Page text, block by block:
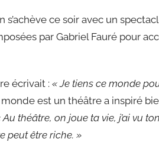
s’achève ce soir avec un
par Gabriel Fauré pour
écrivait : « Je tiens ce monde
monde est un théâtre a inspiré
Au théâtre, on joue ta vie, j’ai vu
peut être riche. »